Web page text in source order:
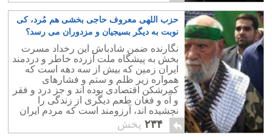
حزب اللهی معروف حاجی بخشی هم مُرد، کی
نوبت به دیگر بسیجیان و مزدوران می رسد؟
۸
نگارنده ضمن شادباش این رخداد مسرت
بخش به پیشگاه ملت آزرده خاطر و دردمند
ایران زمین که بیش از سه دهه است که
همواره زیر ظلم و ستم و فشارهای
کمرشکن اقتصادی بوده اند و جز درد و فقر
و آه و فغان طعم دیگری از زندگی را
نچشیده اند، آرزومند است که مردم ایران
اینچنین خبرهای خوشحال کننده را بیشتر
بشنوند.
۲۳۴ پخش